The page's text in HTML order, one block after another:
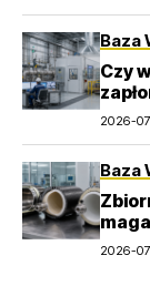
Baza
Czy
2026-
Baza
2026-